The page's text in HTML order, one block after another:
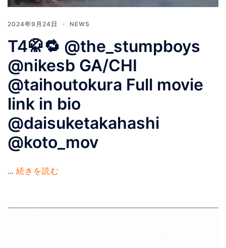
2024年9月24日 NEWS
T4🥋🔁 @the_stumpboys
@nikesb GA/CHI
@taihoutokura Full movie
link in bio
@daisuketakahashi
@koto_mov
... 続きを読む